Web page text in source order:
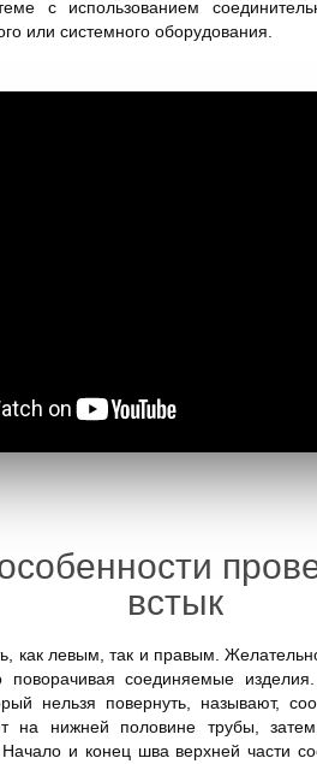
с использованием
или системного оборудования.
встык
как левым, так и правым.
поворачивая соединяемые
нельзя повернуть, называют,
на нижней половине трубы,
и конец шва верхней части